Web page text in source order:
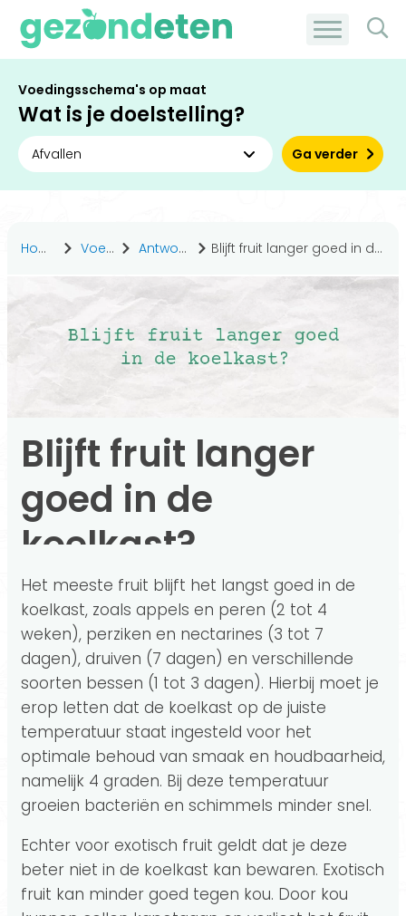
Voedingsschema's op maat
Wat is je doelstelling?
Ga verder
Home Voeding Antwoorden Blijft fruit langer goed in de koelkast?
Blijft fruit langer
goed in de
koelkast?
Het meeste fruit blijft het langst goed in de
koelkast, zoals appels en peren (2 tot 4
weken), perziken en nectarines (3 tot 7
dagen), druiven (7 dagen) en verschillende
soorten bessen (1 tot 3 dagen). Hierbij moet je
erop letten dat de koelkast op de juiste
temperatuur staat ingesteld voor het
optimale behoud van smaak en houdbaarheid,
namelijk 4 graden. Bij deze temperatuur
groeien bacteriën en schimmels minder snel.
Echter voor exotisch fruit geldt dat je deze
beter niet in de koelkast kan bewaren. Exotisch
fruit kan minder goed tegen kou. Door kou